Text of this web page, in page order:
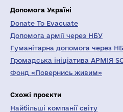
Допомога Україні
Donate To Evacuate
Допомога армії через НБУ
Гуманітарна допомога через
Громадська ініціатива АРМІЯ
Фонд «Повернись живим»
Схожі проєкти
Найбільші компанії світу